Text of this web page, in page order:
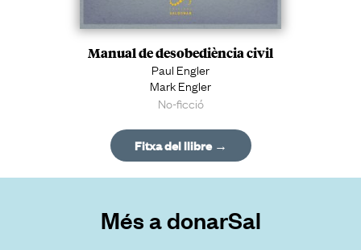
Manual de desobediència civil
Paul Engler
Mark Engler
No-ficció
Fitxa del llibre →
Més a donarSal